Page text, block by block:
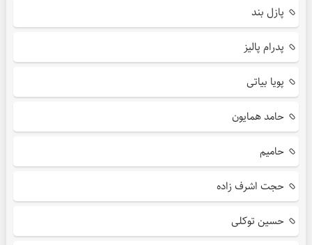
پازل بند
پدرام پالیز
پویا بیاتی
حامد همایون
حامیم
حجت اشرف زاده
حسین توکلی